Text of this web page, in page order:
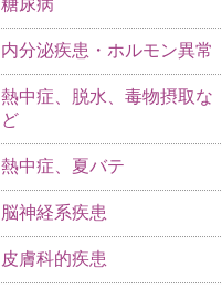
糖尿病
内分泌疾患・ホルモン異常
熱中症、脱水、毒物摂取な
ど
熱中症、夏バテ
脳神経系疾患
皮膚科的疾患